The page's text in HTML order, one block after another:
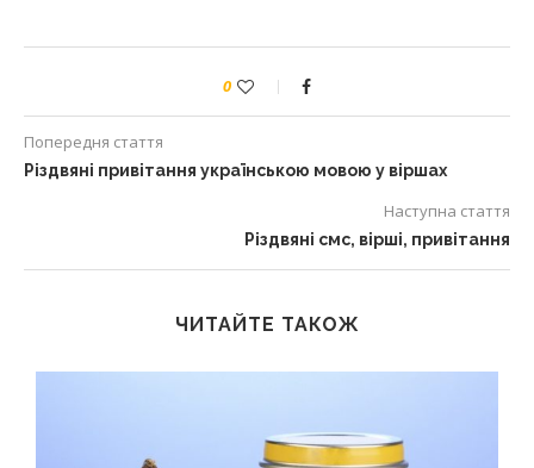
0
Попередня стаття
Різдвяні привітання українською мовою у віршах
Наступна стаття
Різдвяні смс, вірші, привітання
ЧИТАЙТЕ ТАКОЖ